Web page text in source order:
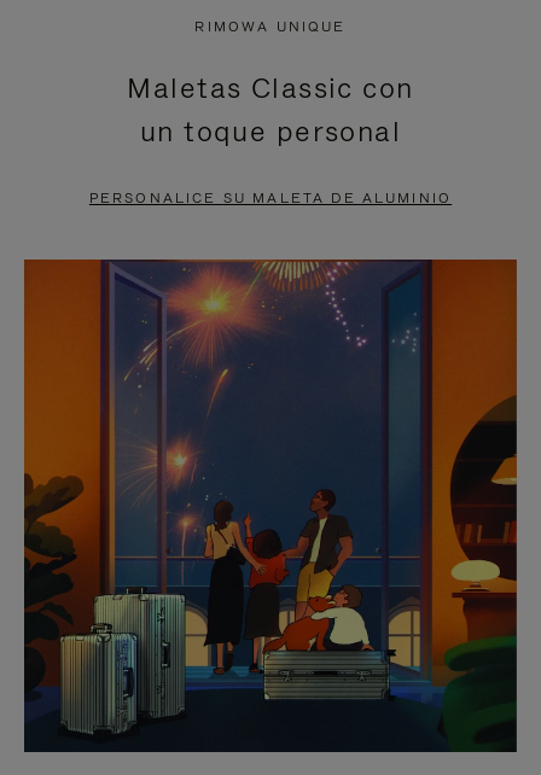
PAUSADO,
PULSE
PARA
ESTÁ
DESACTIVADO:
PULSE
ACTIVARLO.
RIMOWA UNIQUE
Maletas Classic con
un toque personal
PERSONALICE SU MALETA DE ALUMINIO